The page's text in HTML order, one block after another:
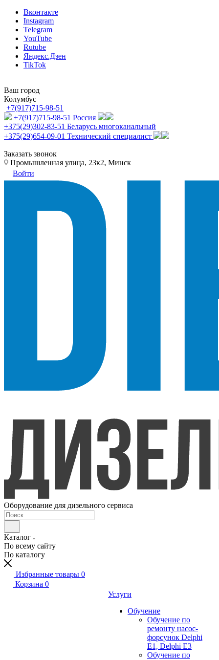
Вконтакте
Instagram
Telegram
YouTube
Rutube
Яндекс.Дзен
TikTok
Ваш город
Колумбус
+7(917)715-98-51
+7(917)715-98-51 Россия
+375(29)302-83-51 Беларусь многоканальный
+375(29)654-09-01 Технический специалист
Заказать звонок
Промышленная улица, 23к2, Минск
Войти
Оборудование для дизельного сервиса
Каталог
По всему сайту
По каталогу
Избранные товары 0
Корзина 0
Услуги
Обучение
Обучение по
ремонту насос-
форсунок Delphi
E1, Delphi E3
Обучение по